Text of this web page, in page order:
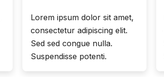
Lorem ipsum dolor sit amet,
consectetur adipiscing elit.
Sed sed congue nulla.
Suspendisse potenti.